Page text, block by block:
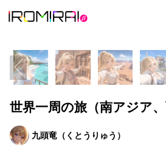
世界一周の旅（南アジア、
九頭竜（くとうりゅう）